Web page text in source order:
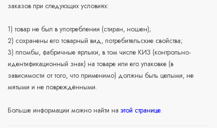
заказов при следующих условиях:
1) товар не был в употреблении (стиран, ношен);
2) сохранены его товарный вид, потребительские свойства;
3) пломбы, фабричные ярлыки, в том числе КИЗ (контрольно-
идентификационный знак) на товаре или его упаковке (в
зависимости от того, что применимо) должны быть целыми, не
мятыми и не повреждёнными.
Больше информации можно найти на этой странице.